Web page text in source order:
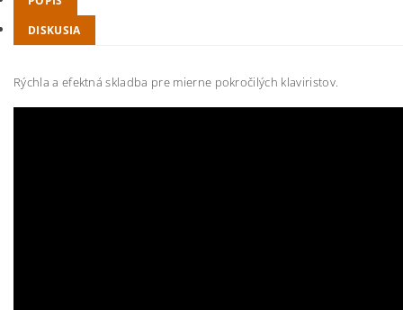
DISKUSIA
Rýchla a efektná skladba pre mierne pokročilých klaviristov.